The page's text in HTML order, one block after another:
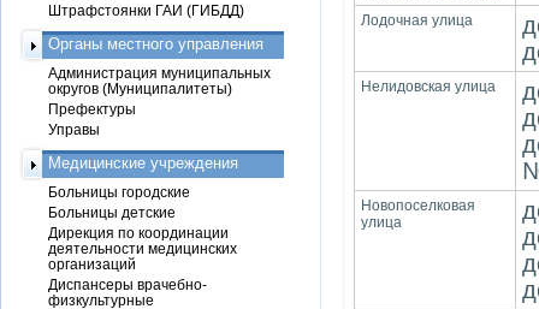
Лодочная улица
Нелидовская улица
Новопоселковая
улица
Штрафстоянки ГАИ (ГИБДД)
Органы местного управления
Администрация муниципальных
округов (Муниципалитеты)
Префектуры
Управы
Медицинские учреждения
Больницы городские
Больницы детские
Дирекция по координации
деятельности медицинских
организаций
Диспансеры врачебно-
физкультурные